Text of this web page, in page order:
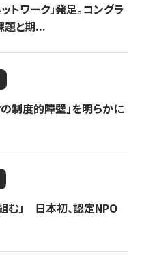
ワーク」発足。コングラ
題と期...
制度的障壁」を明らかに
む」 日本初、認定NPO